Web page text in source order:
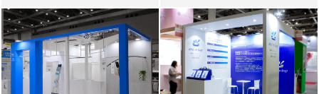
Contact us
News Site policy
X